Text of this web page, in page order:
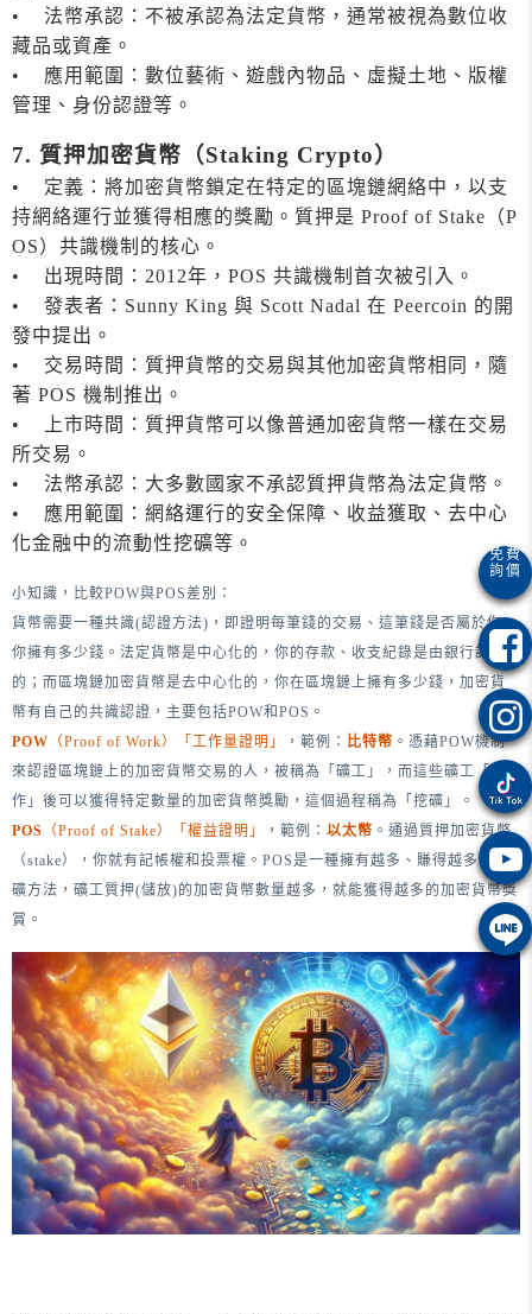
• 法幣承認：不被承認為法定貨幣，通常被視為數位收
藏品或資產。
• 應用範圍：數位藝術、遊戲內物品、虛擬土地、版權
管理、身份認證等。
7. 質押加密貨幣（Staking Crypto）
• 定義：將加密貨幣鎖定在特定的區塊鏈網絡中，以支
持網絡運行並獲得相應的獎勵。質押是 Proof of Stake（P
OS）共識機制的核心。
• 出現時間：2012年，POS 共識機制首次被引入。
• 發表者：Sunny King 與 Scott Nadal 在 Peercoin 的開
發中提出。
• 交易時間：質押貨幣的交易與其他加密貨幣相同，隨
著 POS 機制推出。
• 上市時間：質押貨幣可以像普通加密貨幣一樣在交易
所交易。
• 法幣承認：大多數國家不承認質押貨幣為法定貨幣。
• 應用範圍：網絡運行的安全保障、收益獲取、去中心
化金融中的流動性挖礦等。
小知識，比較POW與POS差別：
貨幣需要一種共識(認證方法)，即證明每筆錢的交易、這筆錢是否屬於你、
你擁有多少錢。法定貨幣是中心化的，你的存款、收支紀錄是由銀行認證
的；而區塊鏈加密貨幣是去中心化的，你在區塊鏈上擁有多少錢，加密貨
幣有自己的共識認證，主要包括POW和POS。
POW （Proof of Work）「工作量證明」 ，範例： 比特幣 。憑藉POW機制
來認證區塊鏈上的加密貨幣交易的人，被稱為「礦工」，而這些礦工「工
作」後可以獲得特定數量的加密貨幣獎勵，這個過程稱為「挖礦」。
POS （Proof of Stake）「權益證明」 ，範例： 以太幣 。通過質押加密貨幣
（stake），你就有記帳權和投票權。POS是一種擁有越多、賺得越多的挖
礦方法，礦工質押(儲放)的加密貨幣數量越多，就能獲得越多的加密貨幣獎
賞。